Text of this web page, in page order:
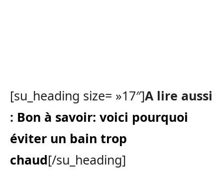
[su_heading size= »17″]A lire aussi
: Bon à savoir: voici pourquoi
éviter un bain trop
chaud[/su_heading]